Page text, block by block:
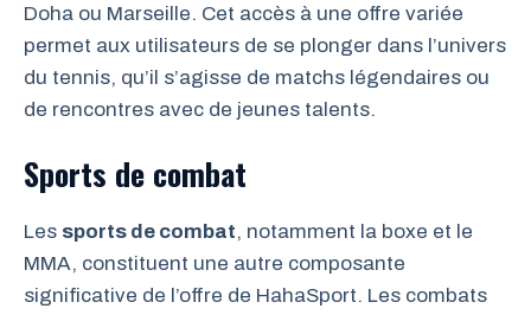
Doha ou Marseille. Cet accès à une offre variée
permet aux utilisateurs de se plonger dans l’univers
du tennis, qu’il s’agisse de matchs légendaires ou
de rencontres avec de jeunes talents.
Sports de combat
Les sports de combat, notamment la boxe et le
MMA, constituent une autre composante
significative de l’offre de HahaSport. Les combats